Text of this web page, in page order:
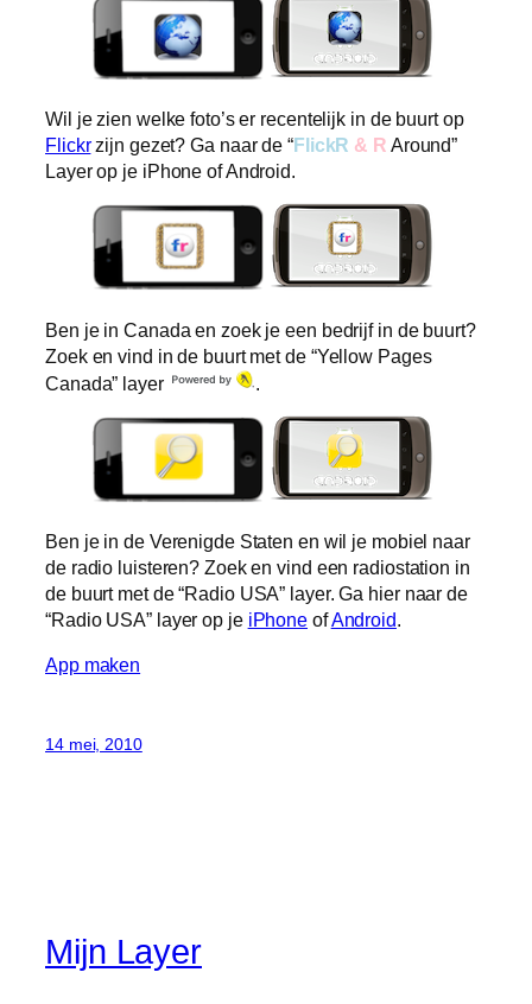
Wil je zien welke foto’s er recentelijk in de buurt op
Flickrzijn gezet? Ga naar de “FlickR & R Around”
Layer op je iPhone of Android.
Ben je in Canada en zoek je een bedrijf in de buurt?
Zoek en vind in de buurt met de “Yellow Pages
Canada” layer
.
Ben je in de Verenigde Staten en wil je mobiel naar
de radio luisteren? Zoek en vind een radiostation in
de buurt met de “Radio USA” layer. Ga hier naar de
“Radio USA” layer op je iPhone ofAndroid.
App maken
14 mei, 2010
Mijn Layer